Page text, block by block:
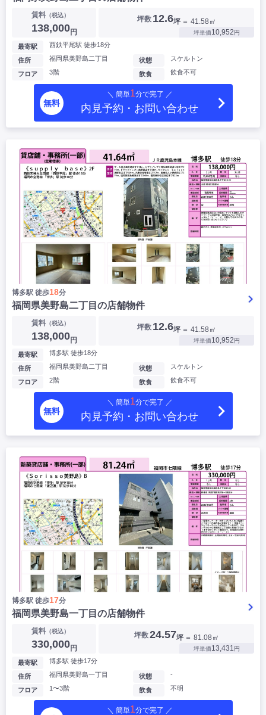
賃料（税込）
138,000円
坪数 12.6坪 ＝ 41.58㎡
坪単価10,952円
最寄駅 西鉄平尾駅 徒歩18分
住所 福岡県美野島二丁目
フロア 3階
状態 スケルトン
飲食 飲食不可
無料
＼ 簡単1分で完了 ／
内見予約・お問い合わせ
博多駅 徒歩18分
福岡県美野島二丁目の店舗物件
賃料（税込）
138,000円
坪数 12.6坪 ＝ 41.58㎡
坪単価10,952円
最寄駅 博多駅 徒歩18分
住所 福岡県美野島二丁目
フロア 2階
状態 スケルトン
飲食 飲食不可
無料
＼ 簡単1分で完了 ／
内見予約・お問い合わせ
博多駅 徒歩17分
福岡県美野島一丁目の店舗物件
賃料（税込）
330,000円
坪数24.57坪 ＝ 81.08㎡
坪単価13,431円
最寄駅 博多駅 徒歩17分
住所 福岡県美野島一丁目
フロア 1〜3階
状態 -
飲食 不明
＼ 簡単1分で完了 ／